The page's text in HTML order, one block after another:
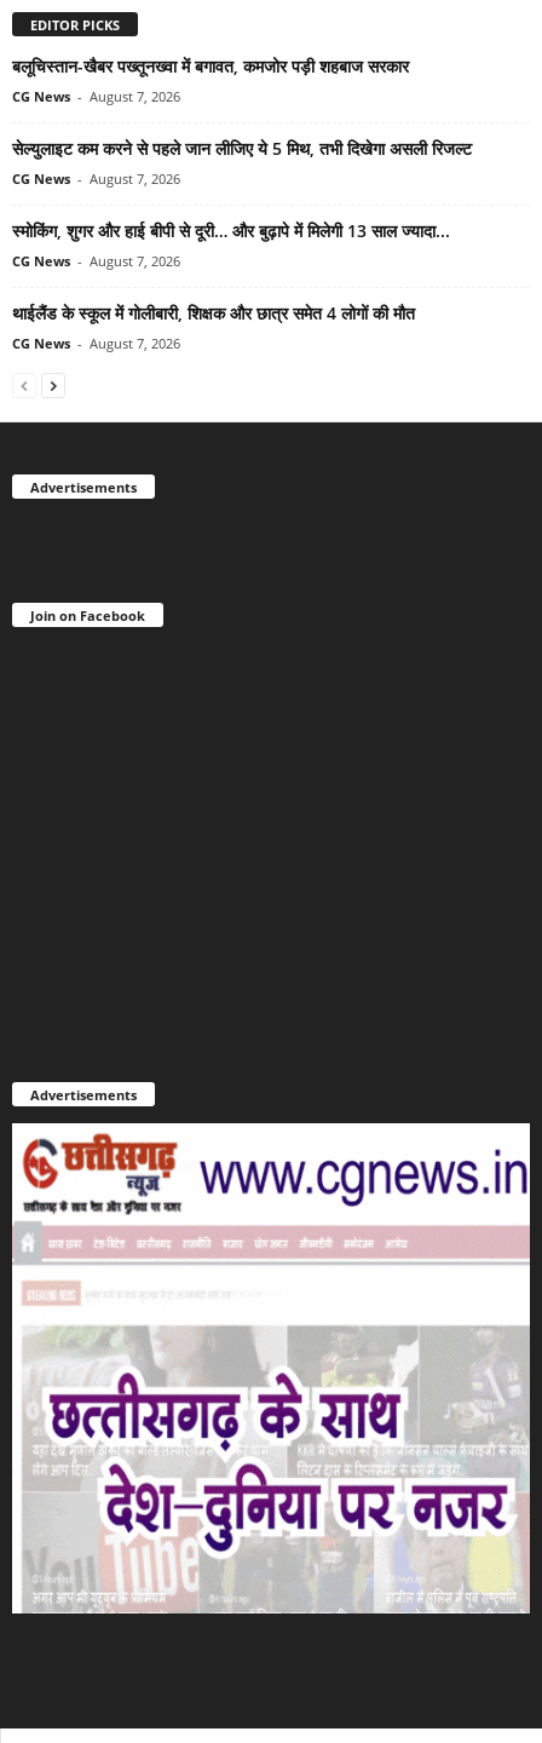
EDITOR PICKS
बलूचिस्तान-खैबर पख्तूनख्वा में बगावत, कमजोर पड़ी शहबाज सरकार
CG News - August 7, 2026
सेल्युलाइट कम करने से पहले जान लीजिए ये 5 मिथ, तभी दिखेगा असली रिजल्ट
CG News - August 7, 2026
स्मोकिंग, शुगर और हाई बीपी से दूरी… और बुढ़ापे में मिलेगी 13 साल ज्यादा...
CG News - August 7, 2026
थाईलैंड के स्कूल में गोलीबारी, शिक्षक और छात्र समेत 4 लोगों की मौत
CG News - August 7, 2026
Advertisements
Join on Facebook
Advertisements